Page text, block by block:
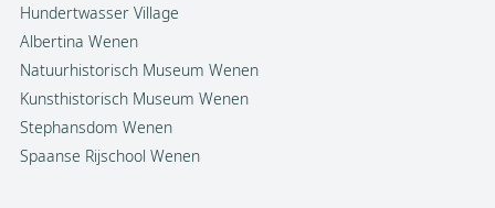
Hundertwasser Village
Albertina Wenen
Natuurhistorisch Museum Wenen
Kunsthistorisch Museum Wenen
Stephansdom Wenen
Spaanse Rijschool Wenen